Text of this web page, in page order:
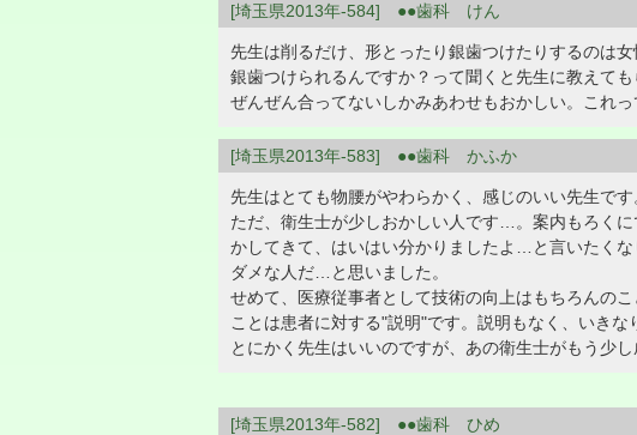
[埼玉県2013年-584] ●●歯科 けん
先生は削るだけ、形とったり銀歯つけたりするのは
銀歯つけられるんですか？って聞くと先生に教えても
ぜんぜん合ってないしかみあわせもおかしい。これ
[埼玉県2013年-583] ●●歯科 かふか
先生はとても物腰がやわらかく、感じのいい先生で
ただ、衛生士が少しおかしい人です…。案内もろく
かしてきて、はいはい分かりましたよ…と言いたく
ダメな人だ…と思いました。
せめて、医療従事者として技術の向上はもちろんの
ことは患者に対する"説明"です。説明もなく、いき
とにかく先生はいいのですが、あの衛生士がもう少
[埼玉県2013年-582] ●●歯科 ひめ